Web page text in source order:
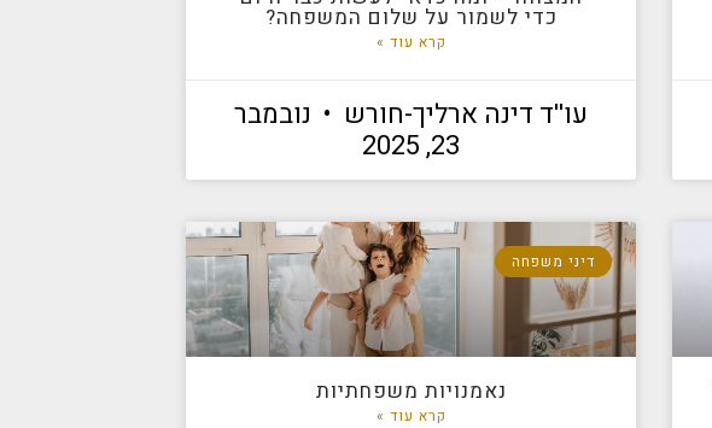
כדי לשמור על שלום המשפחה?
קרא עוד »
עו''ד דינה ארליך-חורש
נובמבר
23, 2025
דיני משפחה
נאמנויות משפחתיות
קרא עוד »